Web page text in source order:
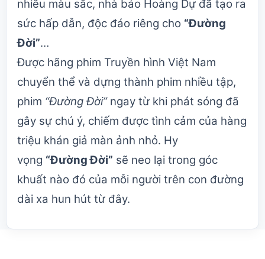
nhiều màu sắc, nhà báo Hoàng Dự đã tạo ra
sức hấp dẫn, độc đáo riêng cho “Đường
Đời”…
Được hãng phim Truyền hình Việt Nam
chuyển thể và dựng thành phim nhiều tập,
phim “Đường Đời”ngay từ khi phát sóng đã
gây sự chú ý, chiếm được tình cảm của hàng
triệu khán giả màn ảnh nhỏ. Hy
vọng “Đường Đời” sẽ neo lại trong góc
khuất nào đó của mỗi người trên con đường
dài xa hun hút từ đây.